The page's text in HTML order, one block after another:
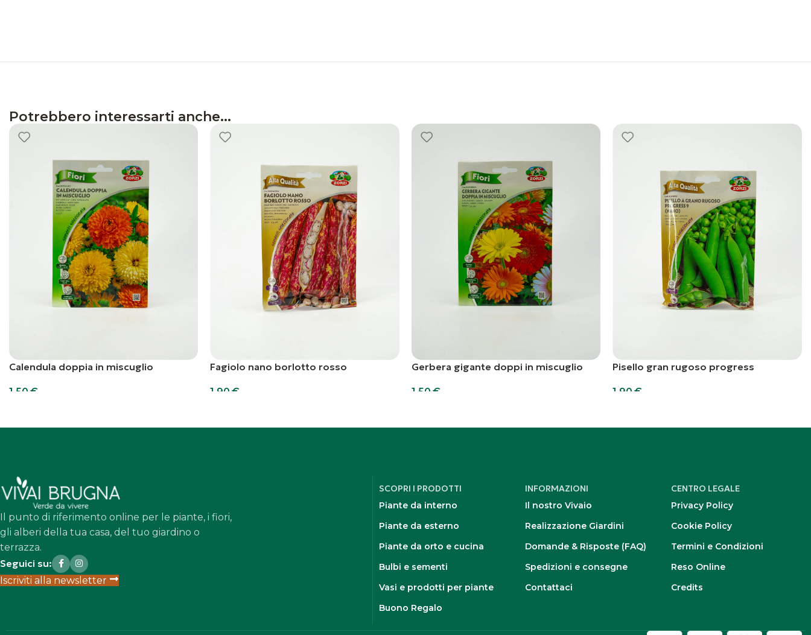
Potrebbero interessarti anche...
Calendula doppia in miscuglio
1,50 €
Fagiolo nano borlotto rosso
1,90 €
Gerbera gigante doppi in miscuglio
1,50 €
Pisello gran rugoso progress
1,90 €
Il punto di riferimento online per le piante, i fiori,
gli alberi della tua casa, del tuo giardino o
terrazza.
Seguici su:
Iscriviti alla newsletter
SCOPRI I PRODOTTI
Piante da interno
Piante da esterno
Piante da orto e cucina
Bulbi e sementi
Vasi e prodotti per piante
Buono Regalo
INFORMAZIONI
Il nostro Vivaio
Realizzazione Giardini
Domande & Risposte (FAQ)
Spedizioni e consegne
Contattaci
CENTRO LEGALE
Privacy Policy
Cookie Policy
Termini e Condizioni
Reso Online
Credits